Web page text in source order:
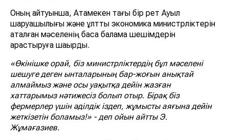
Оның айтуынша, Атамекен тағы бір рет Ауыл
шаруашылығы және ұлттық экономика министрліктерін
аталған мәселенің басқа балама шешімдерін
қарастыруға шақырды.
«Өкінішке орай, біз министрліктердің бұл мәселені
шешуге деген ынталарының бар-жоғын анықтай
алмаймыз және осы уақытқа дейін жазған
хаттарымыз нәтижесіз болып отыр. Бірақ біз
фермерлер үшін әділдік іздеп, жұмысты аяғына дейін
жеткізетін боламыз!» - деп ойын айтты Э.
Жұмағазиев.